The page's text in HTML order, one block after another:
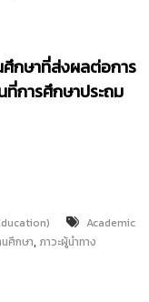
ศึกษาที่ส่งผลต่อการ
การศึกษาประถม
Academic
ศึกษา, ภาวะผู้นำทาง